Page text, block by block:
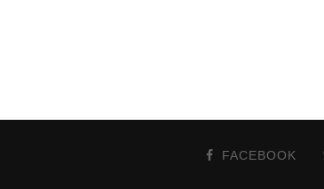
FACEBOOK